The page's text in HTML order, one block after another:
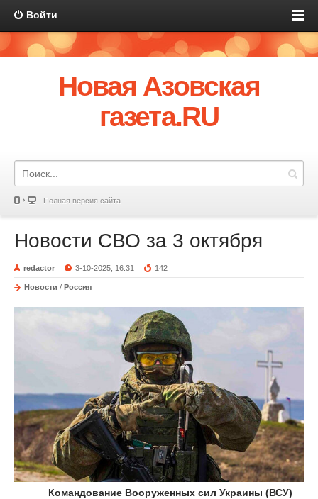
Войти
Новая Азовская
газета.RU
Полная версия сайта
Новости СВО за 3 октября
redactor 3-10-2025, 16:31 142
Новости / Россия
Командование Вооруженных сил Украины (ВСУ)